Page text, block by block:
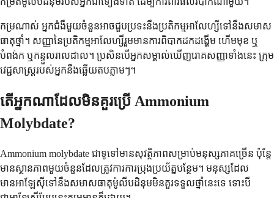
កម្រណាស់ អ្នកជំងឺមួយចំនួនអាចជួបប្រទះនឹងប្រតិកម្មអាលែហ្សីទៅនឹងសមាស
ធាតុថ្នាំ។ សញ្ញានៃប្រតិកម្មអាលែហ្សីរួមមានការពិបាកដកដង្ហើម ហើមមុខ ឬ
បំពង់ក ឬកន្ទួលរាលដាល។ ប្រសិនបើអ្នកសម្គាល់ឃើញរោគសញ្ញាទាំងនេះ ក្រុម
វេជ្ជសាស្ត្ររបស់អ្នកនឹងឆ្លើយតបភ្លាមៗ។
តើអ្នកណាដែលមិនគួរប្រើ Ammonium
Molybdate?
Ammonium molybdate ជាទូទៅមានសុវត្ថិភាពសម្រាប់មនុស្សភាគច្រើន ប៉ុន្តែ
មានស្ថានភាពមួយចំនួនដែលត្រូវការការប្រុងប្រយ័ត្នបន្ថែម។ មនុស្សដែល
មានអាឡែស៊ីទៅនឹងសមាសធាតុម៉ូលីបដិនុមមិនគួរទទួលថ្នាំនេះទេ ទោះបី